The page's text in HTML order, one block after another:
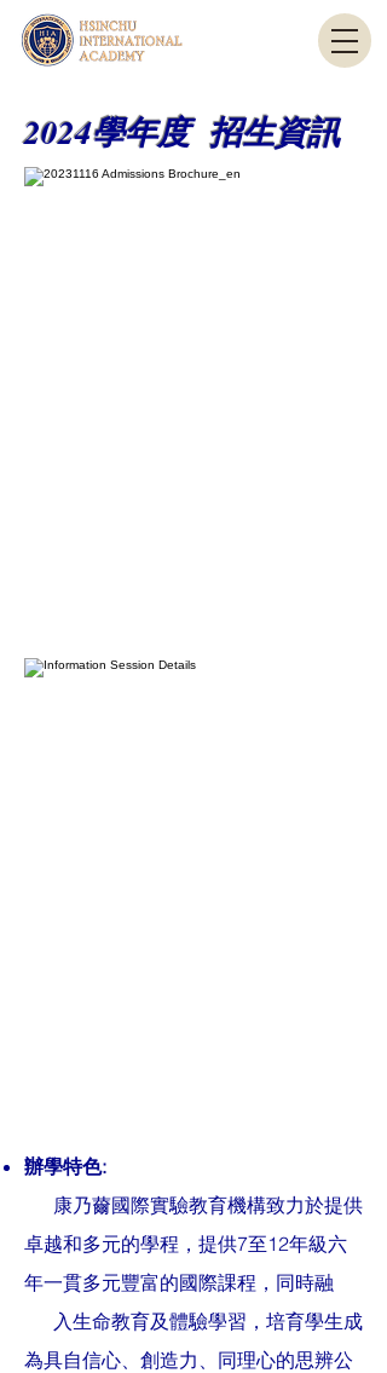
2024學年度 招生資訊
辦學特色:
康乃薾國際實驗教育機構致力於提供
卓越和多元的學程，提供7至12年級六
年一貫多元豐富的國際課程，同時融
入生命教育及體驗學習，培育學生成
為具自信心、創造力、同理心的思辨公